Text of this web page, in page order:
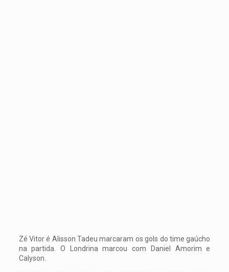
Zé Vitor é Alisson Tadeu marcaram os gols do time gaúcho
na partida. O Londrina marcou com Daniel Amorim e
Calyson.